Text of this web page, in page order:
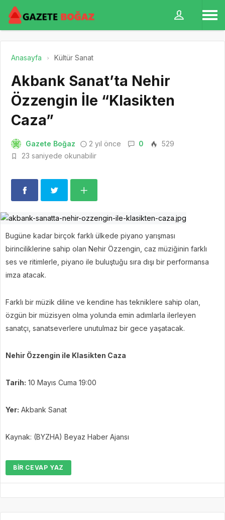
Anasayfa Kültür Sanat
Akbank Sanat’ta Nehir
Özzengin İle “Klasikten
Caza”
Gazete Boğaz 2 yıl önce 0
529
23 saniyede okunabilir
Bugüne kadar birçok farklı ülkede piyano yarışması
birinciliklerine sahip olan Nehir Özzengin, caz müziğinin farklı
ses ve ritimlerle, piyano ile buluştuğu sıra dışı bir performansa
imza atacak.
Farklı bir müzik diline ve kendine has tekniklere sahip olan,
özgün bir müzisyen olma yolunda emin adımlarla ilerleyen
sanatçı, sanatseverlere unutulmaz bir gece yaşatacak.
Nehir Özzengin ile Klasikten Caza
Tarih: 10 Mayıs Cuma 19:00
Yer: Akbank Sanat
Kaynak: (BYZHA) Beyaz Haber Ajansı
BIR CEVAP YAZ